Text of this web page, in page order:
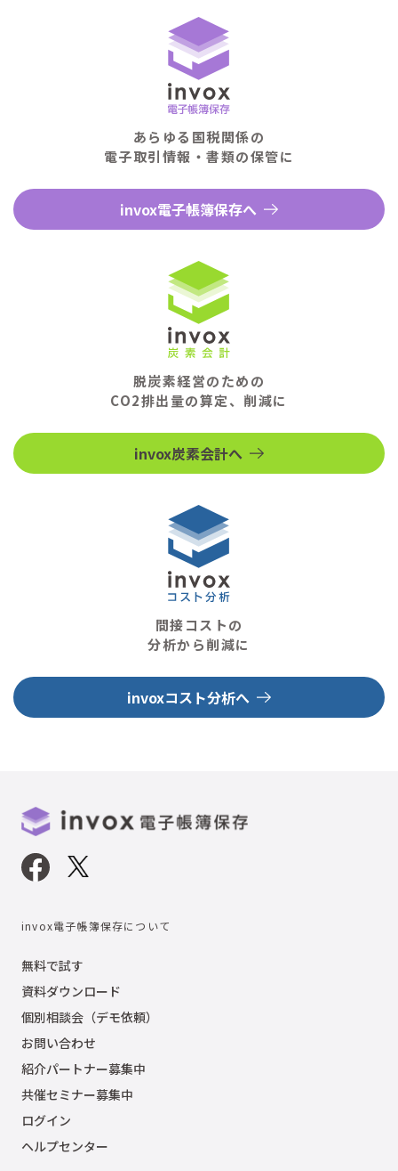
あらゆる国税関係の
電子取引情報・書類の保管に
invox電子帳簿保存へ
脱炭素経営のための
CO2排出量の算定、削減に
invox炭素会計へ
間接コストの
分析から削減に
invoxコスト分析へ
invox電子帳簿保存について
無料で試す
資料ダウンロード
個別相談会（デモ依頼）
お問い合わせ
紹介パートナー募集中
共催セミナー募集中
ログイン
ヘルプセンター